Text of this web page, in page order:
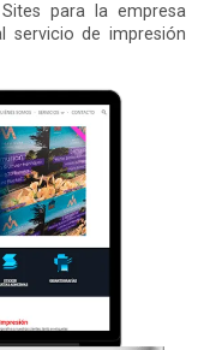
para la empresa
servicio de impresión